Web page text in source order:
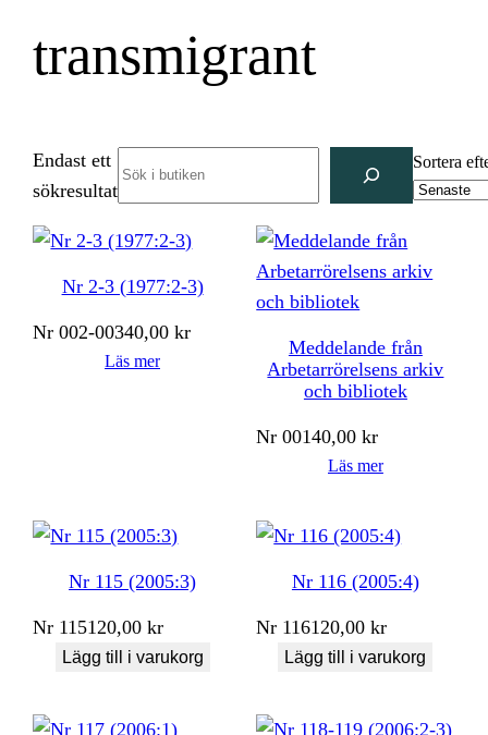
transmigrant
Endast ett
sökresultat
Sortera
Nr 2-3 (1977:2-3)
Nr 002-00340,00kr
Läs mer
Meddelande från
Arbetarrörelsens arkiv
och bibliotek
Nr 00140,00kr
Läs mer
Nr 115 (2005:3)
Nr 115120,00kr
Lägg till i varukorg
Nr 116 (2005:4)
Nr 116120,00kr
Lägg till i varukorg